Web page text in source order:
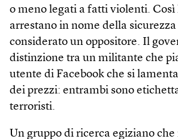
o meno legati a fatti violenti. Così
arrestano in nome della sicurezza
considerato un oppositore. Il
distinzione tra un militante che
utente di Facebook che si
dei prezzi: entrambi sono
terroristi.
Un gruppo di ricerca egiziano